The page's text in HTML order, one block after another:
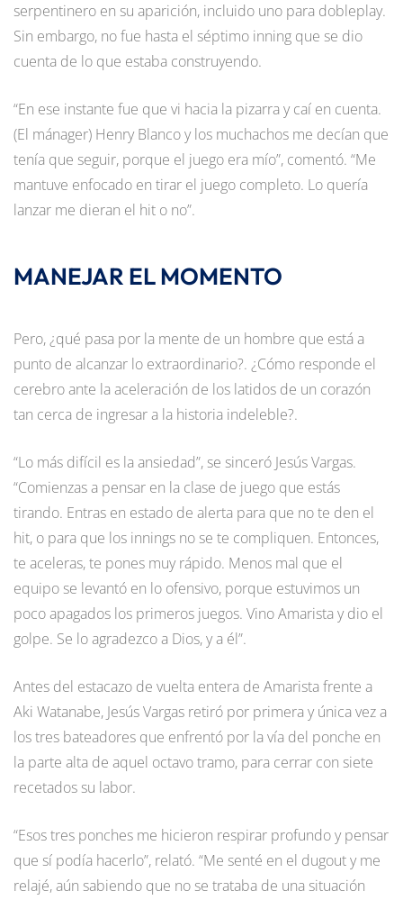
serpentinero en su aparición, incluido uno para dobleplay.
Sin embargo, no fue hasta el séptimo inning que se dio
cuenta de lo que estaba construyendo.
“En ese instante fue que vi hacia la pizarra y caí en cuenta.
(El mánager) Henry Blanco y los muchachos me decían que
tenía que seguir, porque el juego era mío”, comentó. “Me
mantuve enfocado en tirar el juego completo. Lo quería
lanzar me dieran el hit o no”.
MANEJAR EL MOMENTO
Pero, ¿qué pasa por la mente de un hombre que está a
punto de alcanzar lo extraordinario?. ¿Cómo responde el
cerebro ante la aceleración de los latidos de un corazón
tan cerca de ingresar a la historia indeleble?.
“Lo más difícil es la ansiedad”, se sinceró Jesús Vargas.
“Comienzas a pensar en la clase de juego que estás
tirando. Entras en estado de alerta para que no te den el
hit, o para que los innings no se te compliquen. Entonces,
te aceleras, te pones muy rápido. Menos mal que el
equipo se levantó en lo ofensivo, porque estuvimos un
poco apagados los primeros juegos. Vino Amarista y dio el
golpe. Se lo agradezco a Dios, y a él”.
Antes del estacazo de vuelta entera de Amarista frente a
Aki Watanabe, Jesús Vargas retiró por primera y única vez a
los tres bateadores que enfrentó por la vía del ponche en
la parte alta de aquel octavo tramo, para cerrar con siete
recetados su labor.
“Esos tres ponches me hicieron respirar profundo y pensar
que sí podía hacerlo”, relató. “Me senté en el dugout y me
relajé, aún sabiendo que no se trataba de una situación